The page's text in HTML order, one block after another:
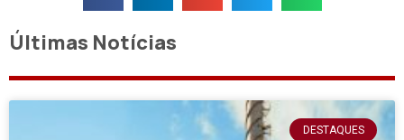
Últimas Notícias
DESTAQUES